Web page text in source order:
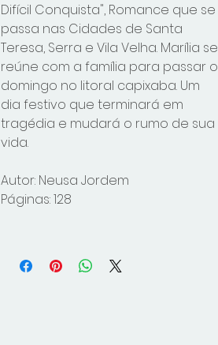
Difícil Conquista", Romance que se
passa nas Cidades de Santa
Teresa, Serra e Vila Velha. Marília se
reúne com a família para passar o
domingo no litoral capixaba. Um
dia festivo que terminará em
tragédia e mudará o rumo de sua
vida.
Autor: Neusa Jordem
Páginas: 128